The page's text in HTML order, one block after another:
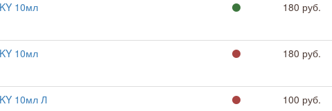
10мл 180 руб.
10мл 180 руб.
10мл Л 100 руб.